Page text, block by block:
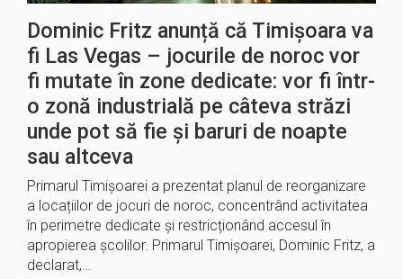
Dominic Fritz anunță că Timișoara va
fi Las Vegas – jocurile de noroc vor
fi mutate în zone dedicate: vor fi într-
o zonă industrială pe câteva străzi
unde pot să fie și baruri de noapte
sau altceva
Primarul Timișoarei a prezentat planul de reorganizare
a locațiilor de jocuri de noroc, concentrând activitatea
în perimetre dedicate și restricționând accesul în
apropierea școlilor. Primarul Timișoarei, Dominic Fritz, a
declarat,…